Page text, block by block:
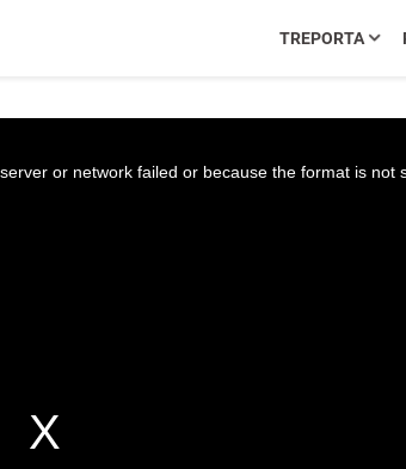
TREPORTA
or network failed or because the format is not